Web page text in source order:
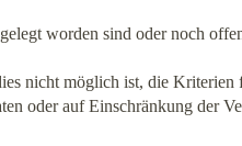
worden sind oder noch
nicht möglich ist, die Kriterien
oder auf Einschränkung der